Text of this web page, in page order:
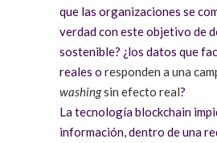
que las organizaciones se
verdad con este objetivo de
sostenible? ¿los datos que
reales o responden a una
washingsin efecto real?
La tecnología blockchain
información, dentro de una